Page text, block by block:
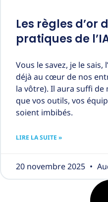
Les règles d’or
pratiques de
Vous le savez, je le
déjà au cœur de nos
la vôtre). Il aura suffi
que vos outils, vos
soient imbibés.
LIRE LA SUITE »
20 novembre 2025